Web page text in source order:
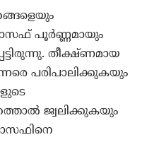
പൂര്‍ണ്ണമായും
തീക്ഷ്ണമായ
പരിപാലിക്കുകയും
ജ്വലിക്കുകയും